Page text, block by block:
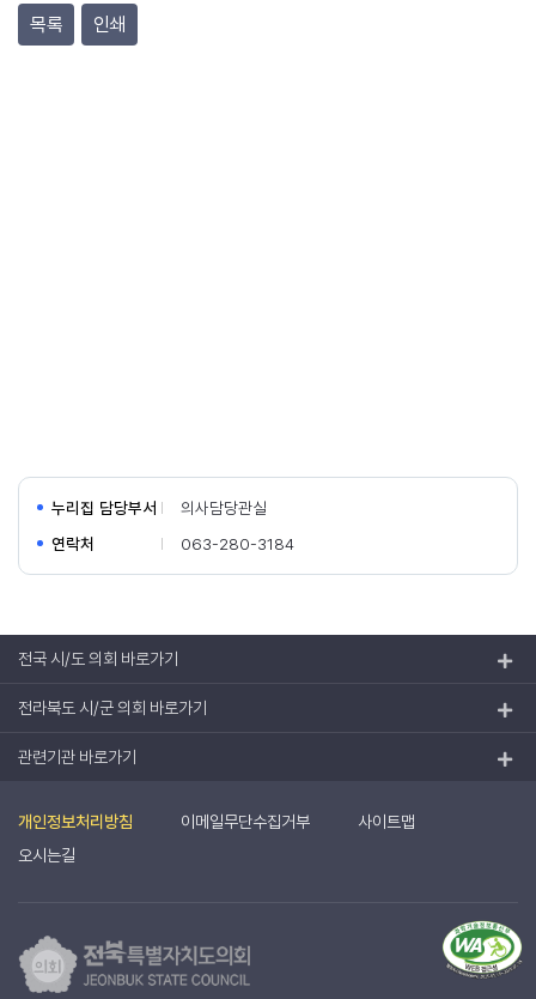
목록 인쇄
누리집 담당부서
의사담당관실
연락처
063-280-3184
전국 시/도 의회 바로가기
전라북도 시/군 의회 바로가기
관련기관 바로가기
개인정보처리방침 이메일무단수집거부
사이트맵
오시는길